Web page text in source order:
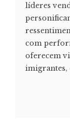
líderes
com
oferecem
imigrantes,